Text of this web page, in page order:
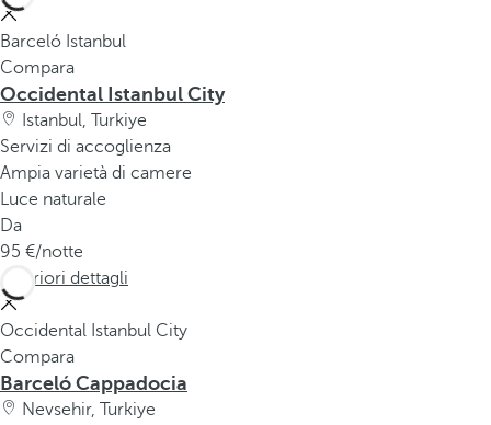
Barceló Istanbul
Compara
Occidental Istanbul City
Istanbul, Turkiye
Servizi di accoglienza
Ampia varietà di camere
Luce naturale
Da
95
/notte
Ulteriori dettagli
Occidental Istanbul City
Compara
Barceló Cappadocia
Nevsehir, Turkiye